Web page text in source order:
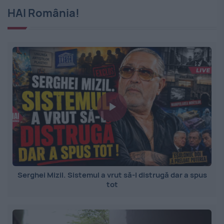
HAI România!
Serghei Mizil. Sistemul a vrut să-l distrugă dar a spus
tot